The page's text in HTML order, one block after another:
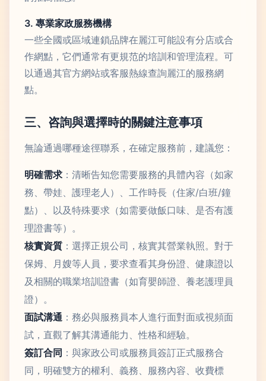
3. 專業家政服務機構
一些全國或區域連鎖品牌在麗江可能設有分店或合
作網點，它們通常有更規范的培訓和管理流程。可
以通過其官方網站或客服熱線查詢麗江的服務網
點。
三、咨詢與選擇時的關鍵注意事項
無論通過哪種途徑聯系，在確定服務前，建議您：
明確需求 ：清晰告知您需要服務的具體內容（如家
務、帶娃、護理老人）、工作時長（住家/白班/鐘
點）、以及特殊要求（如需要做飯口味、是否有護
理證書等）。
核實資質 ：選擇正規公司，核實其營業執照。對于
保姆、月嫂等人員，要求查看其身份證、健康證以
及相關的職業培訓證書（如育嬰師證、養老護理員
證）。
面試溝通 ：務必與服務員本人進行面對面或視頻面
試，直觀了解其溝通能力、性格和經驗。
簽訂合同 ：與家政公司或服務員簽訂正式服務合
同，明確雙方的權利、義務、服務內容、收費標